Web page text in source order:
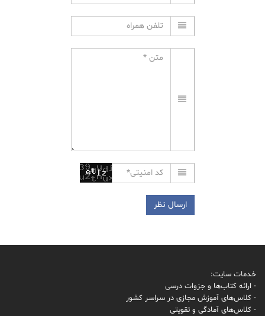
خدمات سایت:
- ارائه کتاب‌ها و جزوات درسی
- کلاس‌های آموزش مجازی در سراسر کشور
- کلاس‌های آمادگی و تقویتی